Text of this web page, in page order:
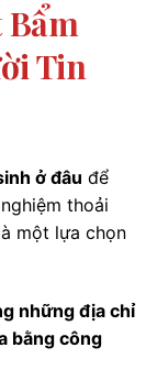
Bẩm
Tin
ở đâu để
thoải
một lựa chọn
những địa chỉ
bằng công